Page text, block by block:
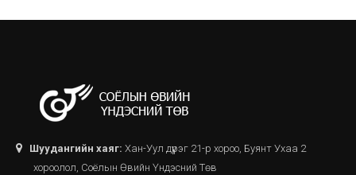
Шуудангийн хаяг: Хан-Уул дүүрэг 21-р хороо, Буянт Ухаа 2
хороолол, Соёлын Өвийн Үндэсний Төв